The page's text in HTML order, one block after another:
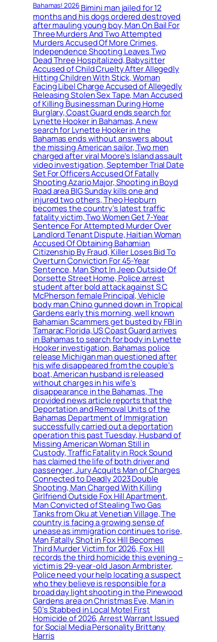
Bahamas! 2026Bimini man jailed for 12
months and his dogs ordered destroyed
after mauling young boy, Man On Bail For
Three Murders And Two Attempted
Murders Accused Of More Crimes,
Independence Shooting Leaves Two
Dead Three Hospitalized, Babysitter
Accused of Child Cruelty After Allegedly
Hitting Children With Stick, Woman
Facing Libel Charge Accused of Allegedly
Releasing Stolen Sex Tape, Man Accused
of Killing Businessman During Home
Burglary, Coast Guard ends search for
Lynette Hooker in Bahamas, A new
search for Lynette Hooker in the
Bahamas ends without answers about
the missing American sailor, Two men
charged after viral Moore’s Island assault
video investigation, September Trial Date
Set For Officers Accused Of Fatally
Shooting Azario Major, Shooting in Boyd
Road area BIG Sunday kills one and
injured two others, Theo Hepburn
becomes the country’s latest traffic
fatality victim, Two Women Get 7-Year
Sentence For Attempted Murder Over
Landlord Tenant Dispute, Haitian Woman
Accused Of Obtaining Bahamian
Citizenship By Fraud, Killer Loses Bid To
Overturn Conviction For 45-Year
Sentence, Man Shot In Jeep Outside Of
Dorsette Street Home, Police arrest
student after bold attack against S C
McPherson female Principal, Vehicle
body man Chino gunned down in Tropical
Gardens early this morning, well known
Bahamian Scammers get busted by FBI in
Tamarac Florida, US Coast Guard arrives
in Bahamas to search for body in Lynette
Hooker investigation, Bahamas police
release Michigan man questioned after
his wife disappeared from the couple’s
boat, American husband is released
without charges in his wife’s
disappearance in the Bahamas, The
provided news article reports that the
Deportation and Removal Units of the
Bahamas Department of Immigration
successfully carried out a deportation
operation this past Tuesday, Husband of
Missing American Woman Still in
Custody, Traffic Fatality in Rock Sound
has claimed the life of both driver and
passenger, Jury Acquits Man of Charges
Connected to Deadly 2023 Double
Shooting, Man Charged With Killing
Girlfriend Outside Fox Hill Apartment,
Man Convicted of Stealing Two Gas
Tanks from Oku at Venetian Village, The
country is facing a growing sense of
unease as immigration continues to rise,
Man Fatally Shot in Fox Hill Becomes
Third Murder Victim for 2026, Fox Hill
records the third homicide this evening –
victim is 29-year-old Jason Armbrister,
Police need your help locating a suspect
who they believe is responsible for a
broad day light shooting in the Pinewood
Gardens area on Christmas Eve, Man in
50’s Stabbed in Local Motel First
Homicide of 2026, Arrest Warrant Issued
for Social Media Personality Brittany
Harris